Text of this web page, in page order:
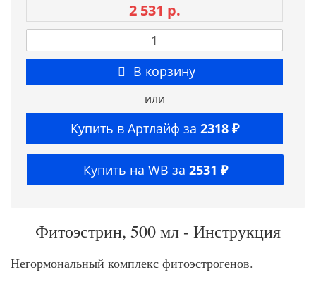
2 531 р.
В корзину
или
Купить в Артлайф за 2318 ₽
Купить на WB за 2531 ₽
Фитоэстрин, 500 мл - Инструкция
Негормональный комплекс фитоэстрогенов.